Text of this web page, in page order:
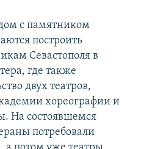
с памятником
построить
Севастополя в
где также
двух театров,
хореографии и
На состоявшемся
потребовали